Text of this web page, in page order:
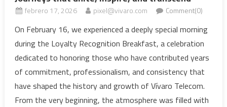
febrero 17, 2026 pixel@vivaro.com Comment(0)
On February 16, we experienced a deeply special morning
during the Loyalty Recognition Breakfast, a celebration
dedicated to honoring those who have contributed years
of commitment, professionalism, and consistency that
have shaped the history and growth of Vívaro Telecom.
From the very beginning, the atmosphere was filled with